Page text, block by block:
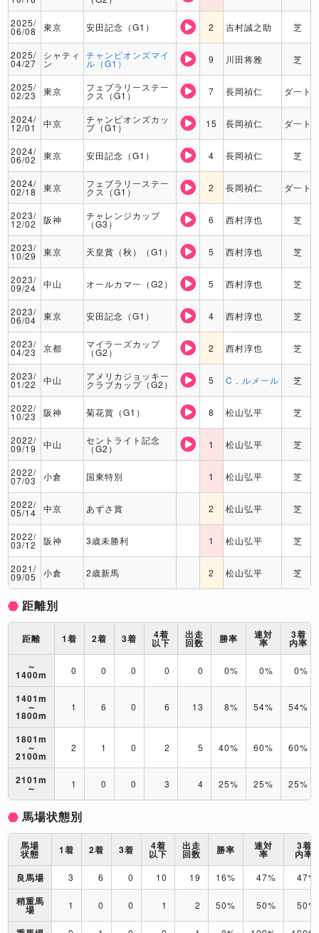
2025/
06/08 東京 安田記念（G1） 2 吉村誠之助 芝
2025/
04/27
シャティ
ン
チャンピオンズマイ
ル（G1） 9 川田将雅 芝
2025/
02/23 東京 フェブラリーステー
クス（G1） 7 長岡禎仁 ダート
2024/
12/01 中京 チャンピオンズカッ
プ（G1） 15 長岡禎仁 ダート
2024/
06/02 東京 安田記念（G1） 4 長岡禎仁 芝
2024/
02/18 東京 フェブラリーステー
クス（G1） 2 長岡禎仁 ダート
2023/
12/02 阪神 チャレンジカップ
（G3） 6 西村淳也 芝
2023/
10/29 東京 天皇賞（秋）（G1） 5 西村淳也 芝
2023/
09/24 中山 オールカマー（G2） 5 西村淳也 芝
2023/
06/04 東京 安田記念（G1） 4 西村淳也 芝
2023/
04/23 京都 マイラーズカップ
（G2） 2 西村淳也 芝
2023/
01/22 中山 アメリカジョッキー
クラブカップ（G2） 5 C．ルメール 芝
2022/
10/23 阪神 菊花賞（G1） 8 松山弘平 芝
2022/
09/19 中山 セントライト記念
（G2） 1 松山弘平 芝
2022/
07/03 小倉 国東特別 1 松山弘平 芝
2022/
05/14 中京 あずさ賞 2 松山弘平 芝
2022/
03/12 阪神 3歳未勝利 1 松山弘平 芝
2021/
09/05 小倉 2歳新馬 2 松山弘平 芝
距離別
距離 1着 2着 3着 4着
以下
出走
回数 勝率 連対
率
3着
内率
～
1400m 0 0 0 0 0 0% 0% 0%
1401m
～
1800m
1 6 0 6 13 8% 54% 54%
1801m
～
2100m
2 1 0 2 5 40% 60% 60%
2101m
～ 1 0 0 3 4 25% 25% 25%
馬場状態別
馬場
状態 1着 2着 3着 4着
以下
出走
回数 勝率 連対
率
3着
内率
良馬場
3 6 0 10 19 16% 47% 47%
稍重馬
場 1 0 0 1 2 50% 50% 50%